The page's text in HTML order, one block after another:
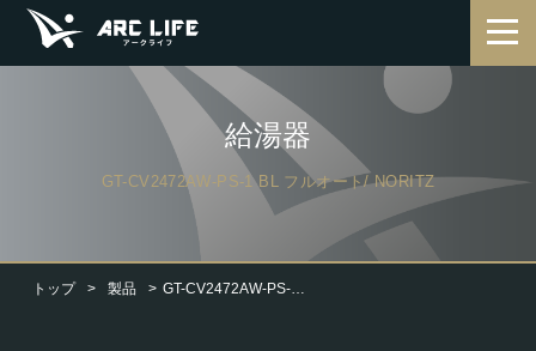
トップ 製品 GT-CV2472AW-PS-1 BL フルオート
給湯器
GT-CV2472AW-PS-1 BL フルオート/ NORITZ